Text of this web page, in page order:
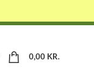
0,00 KR.